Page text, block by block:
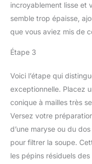
incroyablement lisse et
semble trop épaisse,
que vous aviez mis de
Étape 3
Voici l’étape qui
exceptionnelle. Placez
conique à mailles très
Versez votre
d’une maryse ou du
pour filtrer la soupe.
les pépins résiduels